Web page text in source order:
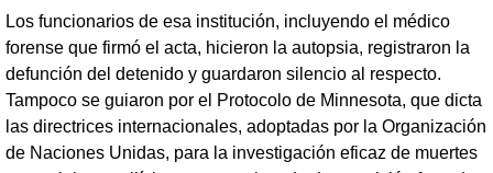
Los funcionarios de esa institución, incluyendo el médico
forense que firmó el acta, hicieron la autopsia, registraron la
defunción del detenido y guardaron silencio al respecto.
Tampoco se guiaron por el Protocolo de Minnesota, que dicta
las directrices internacionales, adoptadas por la Organización
de Naciones Unidas, para la investigación eficaz de muertes